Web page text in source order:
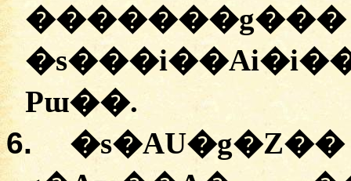
�������g���
�
Pɯ��.
6.
�s�AU�g�Z��